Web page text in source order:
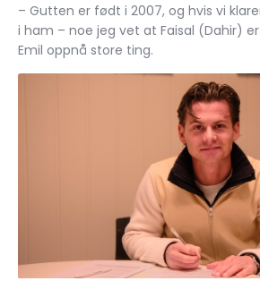
– Gutten er født i 2007, og hvis vi
i ham – noe jeg vet at Faisal (Dahir)
Emil oppnå store ting.